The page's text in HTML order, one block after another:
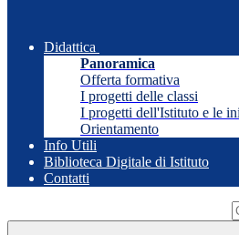
Didattica
Panoramica
Offerta formativa
I progetti delle classi
I progetti dell'Istituto e le
Orientamento
Info Utili
Biblioteca Digitale di Istituto
Contatti